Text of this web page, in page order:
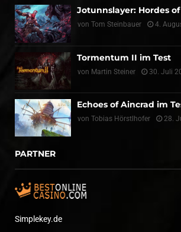
Jotunnslayer: Hordes
von Tom Steinbauer 4.
Tormentum II im Test
von Martin Steiner 30. Juli
Echoes of Aincrad im
von Tobias Hörstlhofer 28.
PARTNER
Simplekey.de